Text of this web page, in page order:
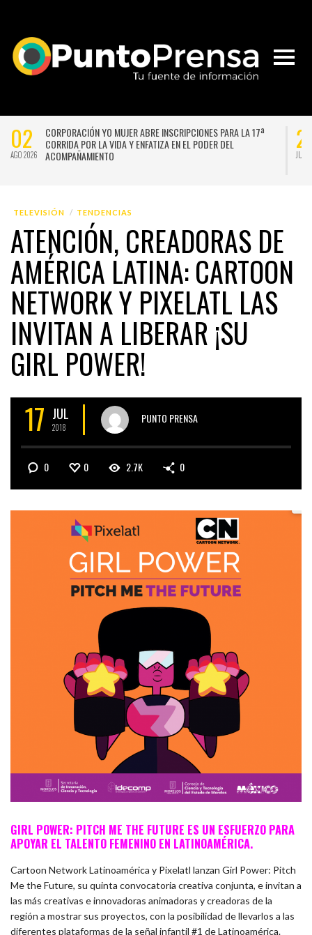
02
AGO 2026
CORPORACIÓN YO MUJER ABRE INSCRIPCIONES PARA LA 17ª
CORRIDA POR LA VIDA Y ENFATIZA EN EL PODER DEL
ACOMPAÑAMIENTO
JUL
TELEVISIÓN TENDENCIAS
ATENCIÓN, CREADORAS DE
AMÉRICA LATINA: CARTOON
NETWORK Y PIXELATL LAS
INVITAN A LIBERAR ¡SU
GIRL POWER!
17 JUL
2018
PUNTO PRENSA
0 0 2.7K 0
GIRL POWER: PITCH ME THE FUTURE ES UN ESFUERZO PARA
APOYAR EL TALENTO FEMENINO EN LATINOAMÉRICA.
Cartoon Network Latinoamérica y Pixelatl lanzan Girl Power: Pitch
Me the Future, su quinta convocatoria creativa conjunta, e invitan a
las más creativas e innovadoras animadoras y creadoras de la
región a mostrar sus proyectos, con la posibilidad de llevarlos a las
diferentes plataformas de la señal infantil #1 de Latinoamérica.